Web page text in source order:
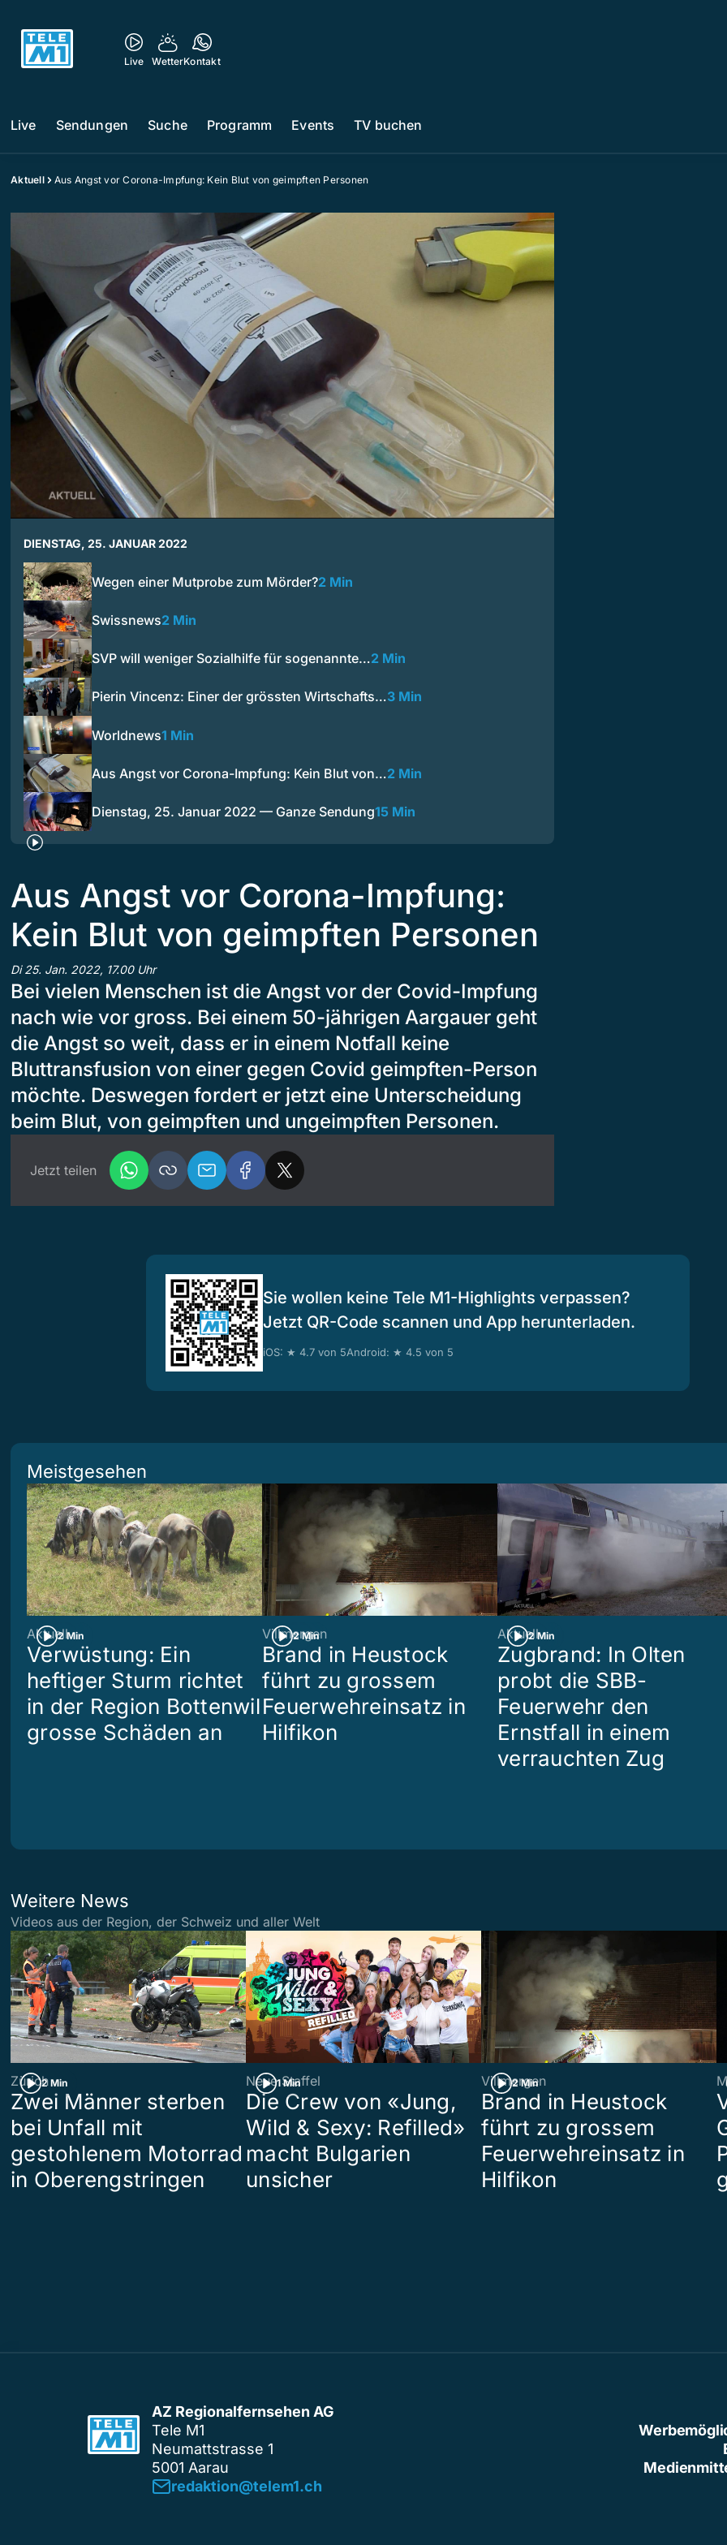
Live WetterKontakt
Live Sendungen Suche Programm Events TV buchen
Aktuell Aus Angst vor Corona-Impfung: Kein Blut von geimpften Personen
DIENSTAG, 25. JANUAR 2022
Wegen einer Mutprobe zum Mörder?2 Min
Swissnews2 Min
SVP will weniger Sozialhilfe für sogenannte…2 Min
Pierin Vincenz: Einer der grössten Wirtschafts…3 Min
Worldnews1 Min
Aus Angst vor Corona-Impfung: Kein Blut von…2 Min
Dienstag, 25. Januar 2022 — Ganze Sendung15 Min
Aus Angst vor Corona-Impfung:
Kein Blut von geimpften Personen
Di 25. Jan. 2022, 17.00 Uhr
Bei vielen Menschen ist die Angst vor der Covid-Impfung
nach wie vor gross. Bei einem 50-jährigen Aargauer geht
die Angst so weit, dass er in einem Notfall keine
Bluttransfusion von einer gegen Covid geimpften-Person
möchte. Deswegen fordert er jetzt eine Unterscheidung
beim Blut, von geimpften und ungeimpften Personen.
Jetzt teilen
Sie wollen keine Tele M1-Highlights verpassen?
Jetzt QR-Code scannen und App herunterladen.
iOS: ★ 4.7 von 5Android: ★ 4.5 von 5
Meistgesehen
2 Min
Aktuell
Verwüstung: Ein
heftiger Sturm richtet
in der Region Bottenwil
grosse Schäden an
2 Min
Villmergen
Brand in Heustock
führt zu grossem
Feuerwehreinsatz in
Hilfikon
2 Min
Aktuell
Zugbrand: In Olten
probt die SBB-
Feuerwehr den
Ernstfall in einem
verrauchten Zug
Weitere News
Videos aus der Region, der Schweiz und aller Welt
2 Min
Zürich
Zwei Männer sterben
bei Unfall mit
gestohlenem Motorrad
in Oberengstringen
1 Min
Neue Staffel
Die Crew von «Jung,
Wild & Sexy: Refilled»
macht Bulgarien
unsicher
2 Min
Villmergen
Brand in Heustock
führt zu grossem
Feuerwehreinsatz in
Hilfikon
AZ Regionalfernsehen AG
Tele M1
Neumattstrasse 1
5001 Aarau
redaktion@telem1.ch